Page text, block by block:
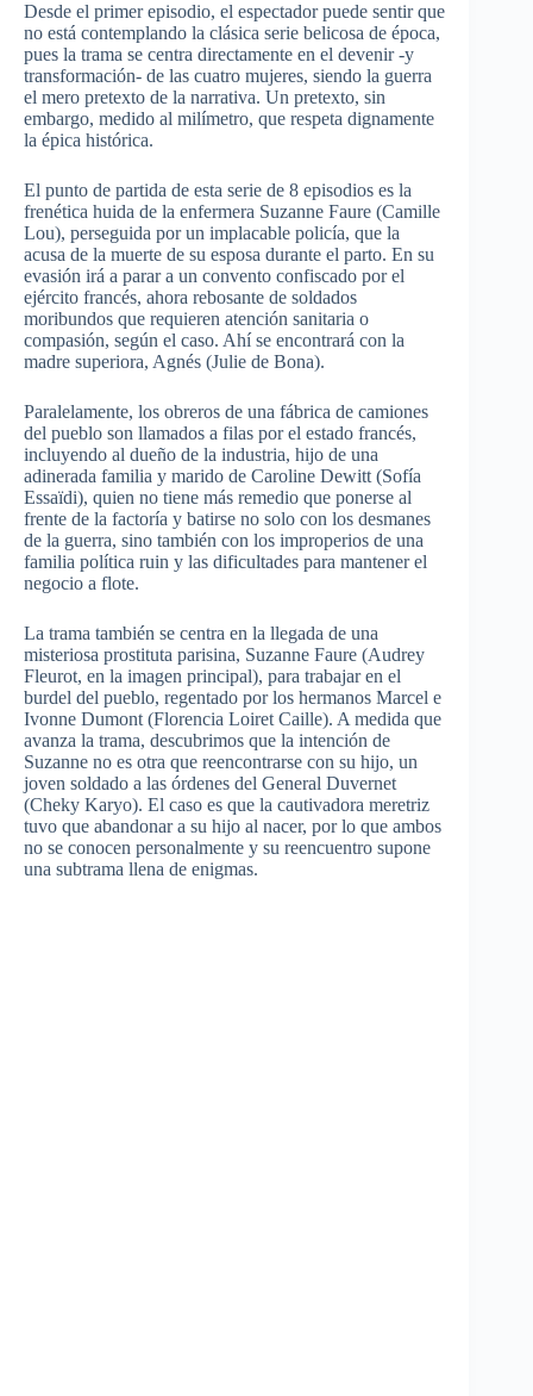
Desde el primer episodio, el espectador puede sentir que
no está contemplando la clásica serie belicosa de época,
pues la trama se centra directamente en el devenir -y
transformación- de las cuatro mujeres, siendo la guerra
el mero pretexto de la narrativa. Un pretexto, sin
embargo, medido al milímetro, que respeta dignamente
la épica histórica.
El punto de partida de esta serie de 8 episodios es la
frenética huida de la enfermera Suzanne Faure (Camille
Lou), perseguida por un implacable policía, que la
acusa de la muerte de su esposa durante el parto. En su
evasión irá a parar a un convento confiscado por el
ejército francés, ahora rebosante de soldados
moribundos que requieren atención sanitaria o
compasión, según el caso. Ahí se encontrará con la
madre superiora, Agnés (Julie de Bona).
Paralelamente, los obreros de una fábrica de camiones
del pueblo son llamados a filas por el estado francés,
incluyendo al dueño de la industria, hijo de una
adinerada familia y marido de Caroline Dewitt (Sofía
Essaïdi), quien no tiene más remedio que ponerse al
frente de la factoría y batirse no solo con los desmanes
de la guerra, sino también con los improperios de una
familia política ruin y las dificultades para mantener el
negocio a flote.
La trama también se centra en la llegada de una
misteriosa prostituta parisina, Suzanne Faure (Audrey
Fleurot, en la imagen principal), para trabajar en el
burdel del pueblo, regentado por los hermanos Marcel e
Ivonne Dumont (Florencia Loiret Caille). A medida que
avanza la trama, descubrimos que la intención de
Suzanne no es otra que reencontrarse con su hijo, un
joven soldado a las órdenes del General Duvernet
(Cheky Karyo). El caso es que la cautivadora meretriz
tuvo que abandonar a su hijo al nacer, por lo que ambos
no se conocen personalmente y su reencuentro supone
una subtrama llena de enigmas.